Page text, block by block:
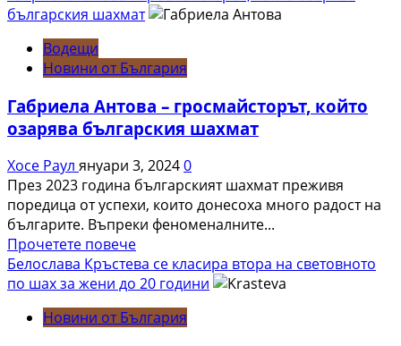
българския шахмат
Водещи
Новини от България
Габриела Антова – гросмайсторът, който
озарява българския шахмат
Хосе Раул януари 3, 20240
През 2023 година българският шахмат преживя
поредица от успехи, които донесоха много радост на
българите. Въпреки феноменалните...
Прочетете повечеRead
more
about
Антова
Белослава Кръстева се класира втора на световното
по шах за жени до 20 години
Новини от България